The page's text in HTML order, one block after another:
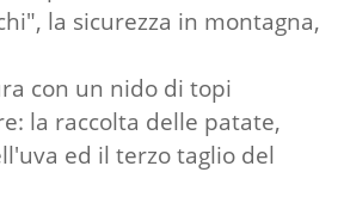
la sicurezza in montagna,
con un nido di topi
la raccolta delle patate,
ed il terzo taglio del